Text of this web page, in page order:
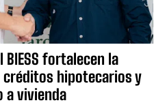
fortalecen la
hipotecarios y
a vivienda